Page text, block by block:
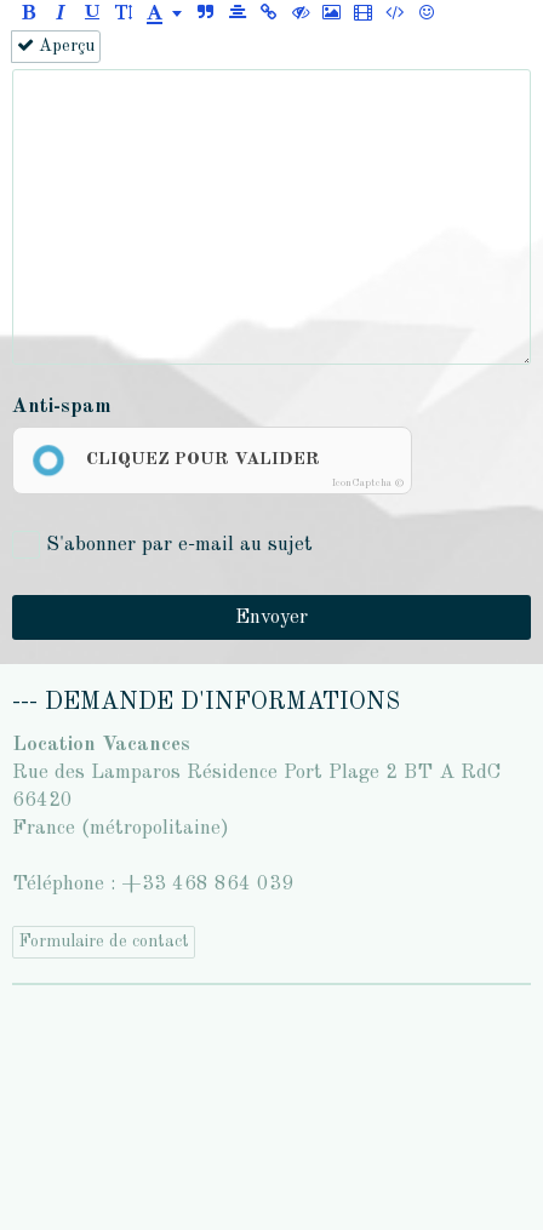
Aperçu
Anti-spam
CLIQUEZ POUR VALIDER
IconCaptcha ©
S'abonner par e-mail au sujet
Envoyer
--- DEMANDE D'INFORMATIONS
Location Vacances
Rue des Lamparos Résidence Port Plage 2 BT A RdC
66420
France (métropolitaine)
Téléphone : +33 468 864 039
Formulaire de contact